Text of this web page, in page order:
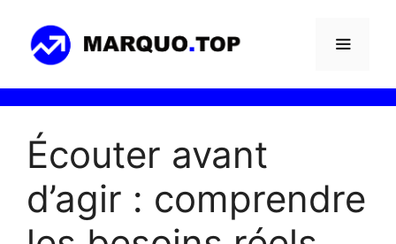
contenu
Écouter avant
d’agir : comprendre